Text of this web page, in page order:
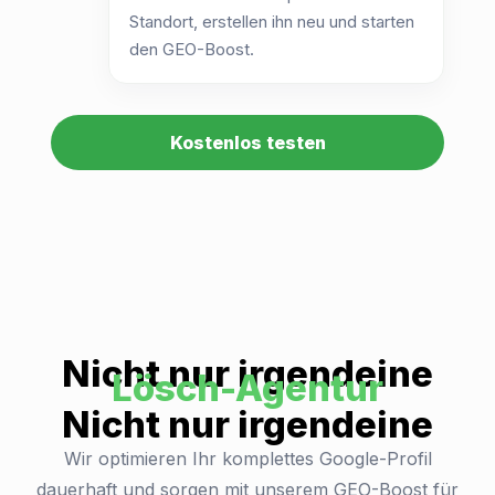
Standort, erstellen ihn neu und starten
den GEO-Boost.
Kostenlos testen
Nicht nur irgendeine
Lösch-Agentur
Nicht nur irgendeine
Wir optimieren Ihr komplettes Google-Profil
dauerhaft und sorgen mit unserem GEO-Boost für